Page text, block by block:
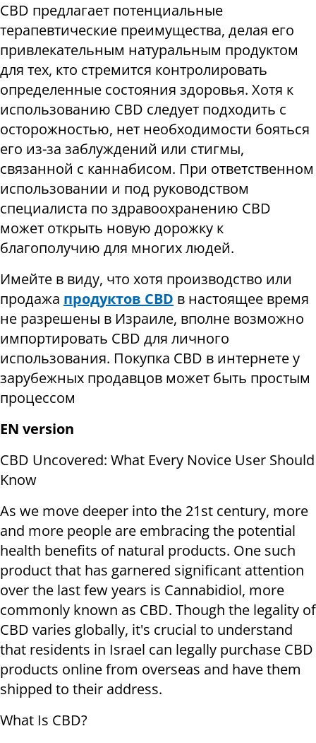
CBD предлагает потенциальные
терапевтические преимущества, делая его
привлекательным натуральным продуктом
для тех, кто стремится контролировать
определенные состояния здоровья. Хотя к
использованию CBD следует подходить с
осторожностью, нет необходимости бояться
его из-за заблуждений или стигмы,
связанной с каннабисом. При ответственном
использовании и под руководством
специалиста по здравоохранению CBD
может открыть новую дорожку к
благополучию для многих людей.
Имейте в виду, что хотя производство или
продажа продуктов CBD в настоящее время
не разрешены в Израиле, вполне возможно
импортировать CBD для личного
использования. Покупка CBD в интернете у
зарубежных продавцов может быть простым
процессом
EN version
CBD Uncovered: What Every Novice User Should
Know
As we move deeper into the 21st century, more
and more people are embracing the potential
health benefits of natural products. One such
product that has garnered significant attention
over the last few years is Cannabidiol, more
commonly known as CBD. Though the legality of
CBD varies globally, it's crucial to understand
that residents in Israel can legally purchase CBD
products online from overseas and have them
shipped to their address.
What Is CBD?